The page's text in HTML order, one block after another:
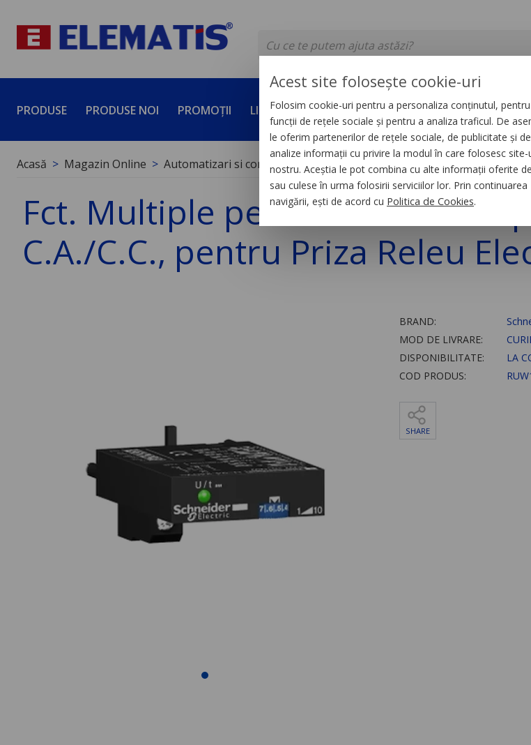
PRODUSE PRODUSE NOI PROMOȚII LICHIDĂRI DE STOC SERVICII DEVINO PARTENER
Acasă Magazin Online Automatizari si control industrial Relee
Fct. Multiple pentru Modul
C.A./C.C., pentru Priza Releu
BRAND:
MOD DE LIVRARE:
DISPONIBILITATE:
LA
COD PRODUS:
SHARE
Acest site folosește cookie-uri
Folosim cookie-uri pentru a personaliza conținutul,
funcții de rețele sociale și pentru a analiza traficul. De
le oferim partenerilor de rețele sociale, de publicitate și de
analize informații cu privire la modul în care folosesc site-
nostru. Aceștia le pot combina cu alte informații oferite
sau culese în urma folosirii serviciilor lor. Prin continuarea
navigării, ești de acord cu Politica de Cookies.